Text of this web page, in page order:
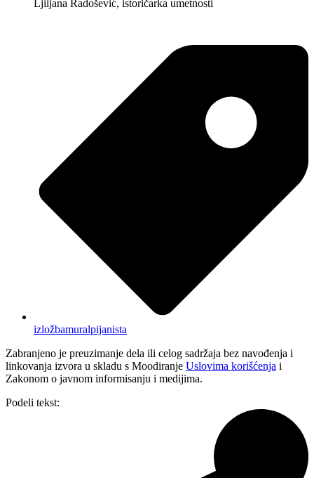
Ljiljana Radošević, istoričarka umetnosti
izložbamuralpijanista
Zabranjeno je preuzimanje dela ili celog sadržaja bez navođenja i
linkovanja izvora u skladu s Moodiranje Uslovima korišćenja i
Zakonom o javnom informisanju i medijima.
Podeli tekst: